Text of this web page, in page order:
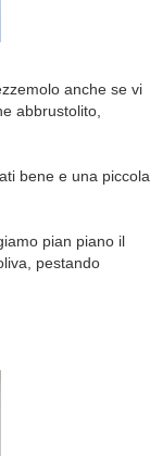
anche se vi
abbrustolito,
bene e una piccola
pian piano il
pestando